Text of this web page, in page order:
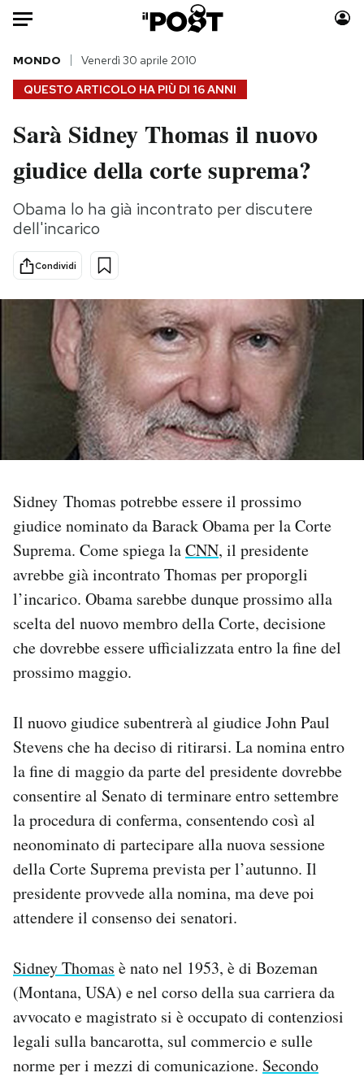
Auto
HOME
Italia
Politica
Tecnologia
Internet
Scienza
Cultura
Economia
Sport
Moda
Consumismi
Storie/Idee
Altrecose
Mondiali calcio 2026
PODCAST
NEWSLETTER
I MIEI PREFERITI
SHOP
Newsletter
Notifiche mobile
Hai bisogno di aiuto?
Esci
QUESTO ARTICOLO HA PIÙ DI 16 ANNI
MONDO Venerdì 30 aprile 2010
Sarà Sidney Thomas il nuovo
giudice della corte suprema?
Obama lo ha già incontrato per discutere
dell'incarico
Condividi
Sidney Thomas potrebbe essere il prossimo
giudice nominato da Barack Obama per la Corte
Suprema. Come spiega laCNN, il presidente
avrebbe già incontrato Thomas per proporgli
l’incarico. Obama sarebbe dunque prossimo alla
scelta del nuovo membro della Corte, decisione
che dovrebbe essere ufficializzata entro la fine del
prossimo maggio.
Il nuovo giudice subentrerà al giudice John Paul
Stevens che ha deciso di ritirarsi. La nomina entro
la fine di maggio da parte del presidente dovrebbe
consentire al Senato di terminare entro settembre
la procedura di conferma, consentendo così al
neonominato di partecipare alla nuova sessione
della Corte Suprema prevista per l’autunno. Il
presidente provvede alla nomina, ma deve poi
attendere il consenso dei senatori.
Sidney Thomas è nato nel 1953, è di Bozeman
(Montana, USA) e nel corso della sua carriera da
avvocato e magistrato si è occupato di contenziosi
legali sulla bancarotta, sul commercio e sulle
norme per i mezzi di comunicazione. Secondo